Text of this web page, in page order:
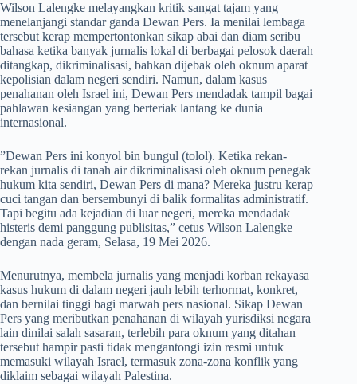
​Wilson Lalengke melayangkan kritik sangat tajam yang
menelanjangi standar ganda Dewan Pers. Ia menilai lembaga
tersebut kerap mempertontonkan sikap abai dan diam seribu
bahasa ketika banyak jurnalis lokal di berbagai pelosok daerah
ditangkap, dikriminalisasi, bahkan dijebak oleh oknum aparat
kepolisian dalam negeri sendiri. Namun, dalam kasus
penahanan oleh Israel ini, Dewan Pers mendadak tampil bagai
pahlawan kesiangan yang berteriak lantang ke dunia
internasional.
​”Dewan Pers ini konyol bin bungul (tolol). Ketika rekan-
rekan jurnalis di tanah air dikriminalisasi oleh oknum penegak
hukum kita sendiri, Dewan Pers di mana? Mereka justru kerap
cuci tangan dan bersembunyi di balik formalitas administratif.
Tapi begitu ada kejadian di luar negeri, mereka mendadak
histeris demi panggung publisitas,” cetus Wilson Lalengke
dengan nada geram, Selasa, 19 Mei 2026.
​Menurutnya, membela jurnalis yang menjadi korban rekayasa
kasus hukum di dalam negeri jauh lebih terhormat, konkret,
dan bernilai tinggi bagi marwah pers nasional. Sikap Dewan
Pers yang meributkan penahanan di wilayah yurisdiksi negara
lain dinilai salah sasaran, terlebih para oknum yang ditahan
tersebut hampir pasti tidak mengantongi izin resmi untuk
memasuki wilayah Israel, termasuk zona-zona konflik yang
diklaim sebagai wilayah Palestina.